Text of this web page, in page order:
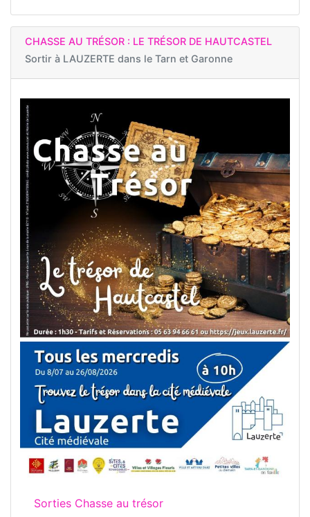
CHASSE AU TRÉSOR : LE TRÉSOR DE HAUTCASTEL
Sortir à LAUZERTE dans le Tarn et Garonne
Sorties Chasse au trésor